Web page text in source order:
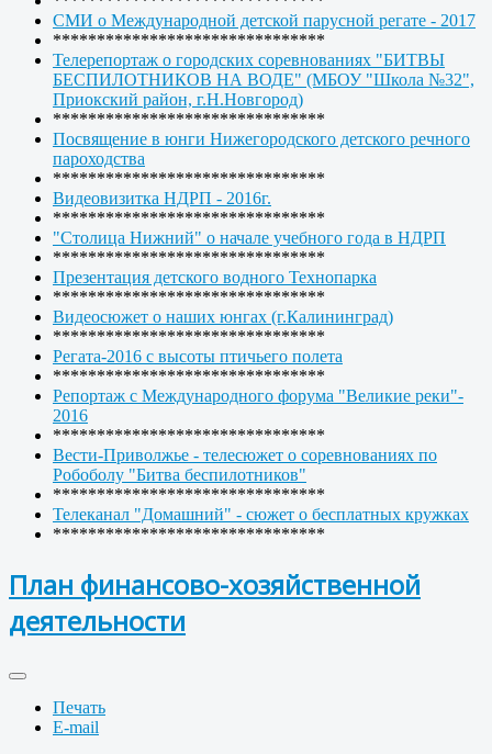
СМИ о Международной детской парусной регате - 2017
*******************************
Телерепортаж о городских соревнованиях "БИТВЫ
БЕСПИЛОТНИКОВ НА ВОДЕ" (МБОУ "Школа №32",
Приокский район, г.Н.Новгород)
*******************************
Посвящение в юнги Нижегородского детского речного
пароходства
*******************************
Видеовизитка НДРП - 2016г.
*******************************
"Столица Нижний" о начале учебного года в НДРП
*******************************
Презентация детского водного Технопарка
*******************************
Видеосюжет о наших юнгах (г.Калининград)
*******************************
Регата-2016 с высоты птичьего полета
*******************************
Репортаж с Международного форума "Великие реки"-
2016
*******************************
Вести-Приволжье - телесюжет о соревнованиях по
Робоболу "Битва беспилотников"
*******************************
Телеканал "Домашний" - сюжет о бесплатных кружках
*******************************
План финансово-хозяйственной
деятельности
Печать
E-mail